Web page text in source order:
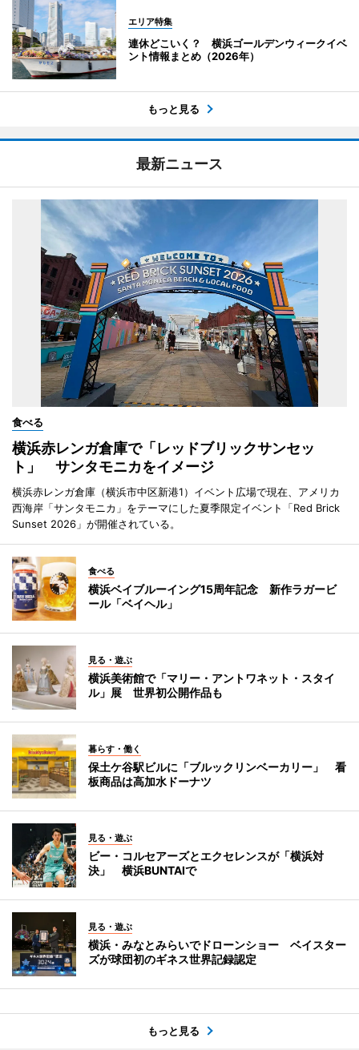
エリア特集
連休どこいく？ 横浜ゴールデンウィークイベ
ント情報まとめ（2026年）
もっと見る
最新ニュース
食べる
横浜赤レンガ倉庫で「レッドブリックサンセッ
ト」 サンタモニカをイメージ
横浜赤レンガ倉庫（横浜市中区新港1）イベント広場で現在、アメリカ
西海岸「サンタモニカ」をテーマにした夏季限定イベント「Red Brick
Sunset 2026」が開催されている。
食べる
横浜ベイブルーイング15周年記念 新作ラガービ
ール「ベイヘル」
見る・遊ぶ
横浜美術館で「マリー・アントワネット・スタイ
ル」展 世界初公開作品も
暮らす・働く
保土ケ谷駅ビルに「ブルックリンベーカリー」 看
板商品は高加水ドーナツ
見る・遊ぶ
ビー・コルセアーズとエクセレンスが「横浜対
決」 横浜BUNTAIで
見る・遊ぶ
横浜・みなとみらいでドローンショー ベイスター
ズが球団初のギネス世界記録認定
もっと見る